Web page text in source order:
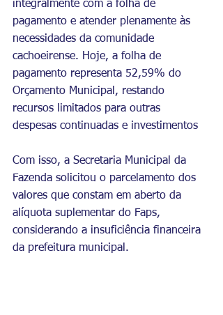
integralmente com a folha de
pagamento e atender plenamente às
necessidades da comunidade
cachoeirense. Hoje, a folha de
pagamento representa 52,59% do
Orçamento Municipal, restando
recursos limitados para outras
despesas continuadas e investimentos
Com isso, a Secretaria Municipal da
Fazenda solicitou o parcelamento dos
valores que constam em aberto da
alíquota suplementar do Faps,
considerando a insuficiência financeira
da prefeitura municipal.